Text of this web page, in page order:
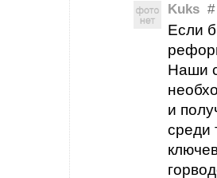
Kuks #
Если
Наши
и
среди